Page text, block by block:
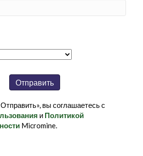
вы соглашаетесь с
и Политикой
Micromine.